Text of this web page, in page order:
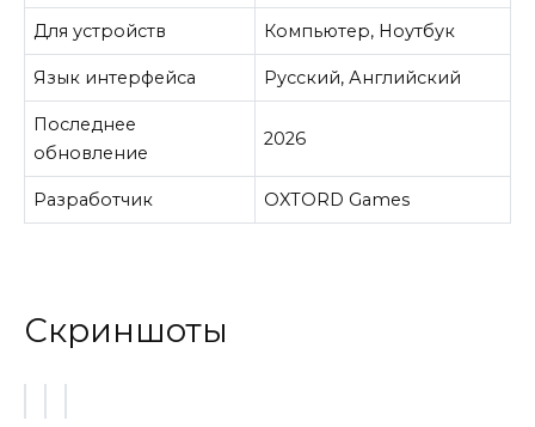
Для устройств Компьютер, Ноутбук
Язык интерфейса Русский, Английский
Последнее
обновление
2026
Разработчик OXTORD Games
Скриншоты